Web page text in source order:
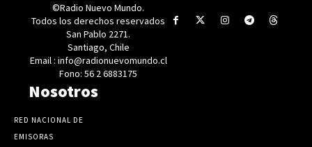
©Radio Nuevo Mundo.
Todos los derechos reservados
San Pablo 2271.
Santiago, Chile
Email : info@radionuevomundo.cl
Fono: 56 2 6883175
Nosotros
RED NACIONAL DE
EMISORAS